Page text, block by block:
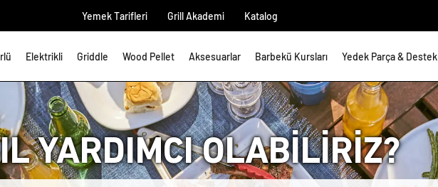
Yemek Tarifleri Grill Akademi Katalog
Elektrikli Griddle Wood Pellet Aksesuarlar Barbekü Kursları Yedek Parça & Destek
YARDIMCI OLABİLİRİZ?